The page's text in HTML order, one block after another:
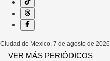
Ciudad de Mexico, 7 de agosto de 2026
VER MÁS PERIÓDICOS